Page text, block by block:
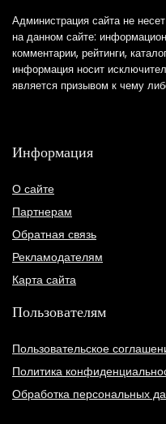
Администрация сайта не
на данном сайте:
комментарии, рейтинги,
информация носит
является призывом к чему
Информация
О сайте
Партнерам
Обратная связь
Рекламодателям
Карта сайта
Пользователям
Пользовательское
Политика
Обработка персональных